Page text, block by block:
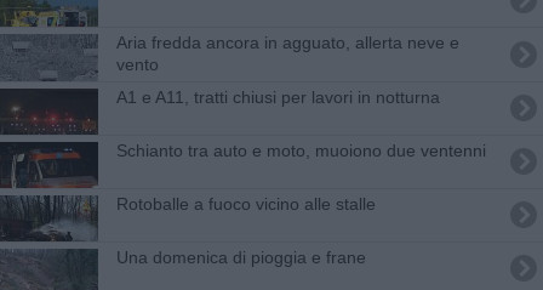
Aria fredda ancora in agguato, allerta neve e
vento
A1 e A11, tratti chiusi per lavori in notturna
Schianto tra auto e moto, muoiono due ventenni
Rotoballe a fuoco vicino alle stalle
Una domenica di pioggia e frane